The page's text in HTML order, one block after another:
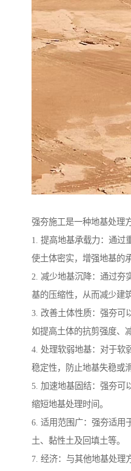
强夯施工是一种地基处理
1. 提高地基承载力：通过
使土体密实，增强地基的
2. 减少地基沉降：通过夯
基的压缩性，从而减少建
3. 改善土体性质：强夯可
如提高土体的抗剪强度、
4. 处理软弱地基：对于软
稳定性，防止地基失稳或
5. 加速地基固结：强夯可
缩短地基处理时间。
6. 适用范围广：强夯适用
土、黏性土及回填土等。
7. 经济：与其他地基处理